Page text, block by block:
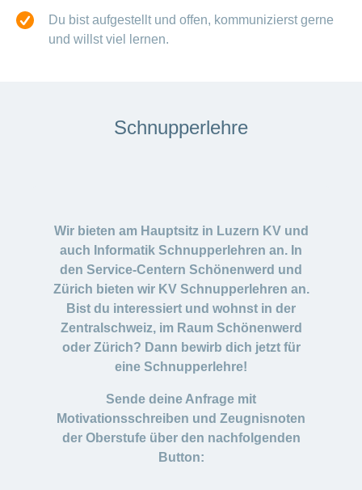
Du bist aufgestellt und offen, kommunizierst gerne
und willst viel lernen.
Schnupperlehre
Wir bieten am Hauptsitz in Luzern KV und
auch Informatik Schnupperlehren an. In
den Service-Centern Schönenwerd und
Zürich bieten wir KV Schnupperlehren an.
Bist du interessiert und wohnst in der
Zentralschweiz, im Raum Schönenwerd
oder Zürich? Dann bewirb dich jetzt für
eine Schnupperlehre!
Sende deine Anfrage mit
Motivationsschreiben und Zeugnisnoten
der Oberstufe über den nachfolgenden
Button: